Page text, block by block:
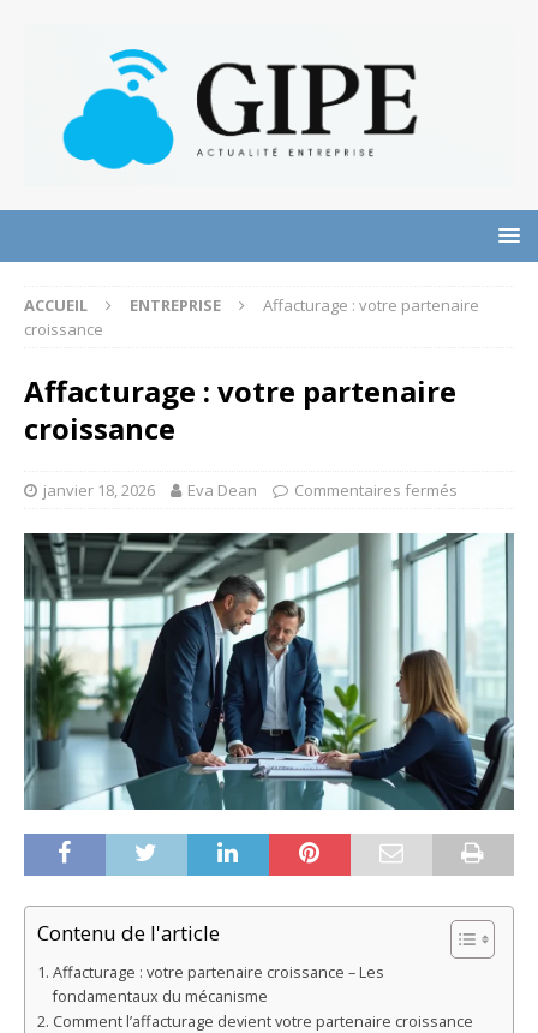
ACCUEIL ENTREPRISE
Affacturage : votre partenaire
croissance
Affacturage : votre partenaire
croissance
janvier 18, 2026 Eva Dean Commentaires fermés
Contenu de l'article
Affacturage : votre partenaire croissance – Les
fondamentaux du mécanisme
Comment l’affacturage devient votre partenaire croissance